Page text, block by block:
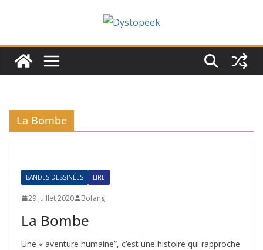
La Bombe
BANDES DESSINÉES LIRE
29 juillet 2020 Bofang
La Bombe
Une « aventure humaine”, c’est une histoire qui rapproche